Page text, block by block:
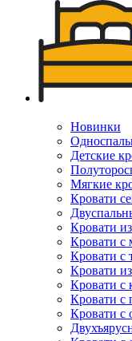
Новинки
Детские
Мягкие
Кровати
Кровати
Кровати с
Кровати с
Кровати
Кровати с
Кровати с
Кровати с